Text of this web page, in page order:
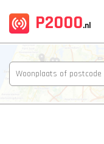
P2000.nl